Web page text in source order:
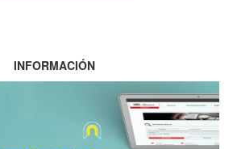
INFORMACIÓN